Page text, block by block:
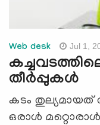
Web desk Jul 1,
തീര്‍പ്പുകള്‍
കടം തുല്യമായത്
ഒരാള്‍